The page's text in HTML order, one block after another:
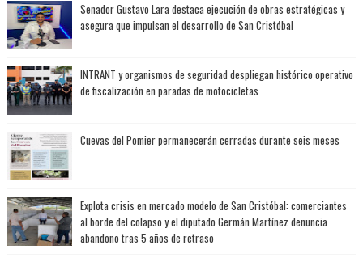
Senador Gustavo Lara destaca ejecución de obras estratégicas y
asegura que impulsan el desarrollo de San Cristóbal
INTRANT y organismos de seguridad despliegan histórico operativo
de fiscalización en paradas de motocicletas
Cuevas del Pomier permanecerán cerradas durante seis meses
Explota crisis en mercado modelo de San Cristóbal: comerciantes
al borde del colapso y el diputado Germán Martínez denuncia
abandono tras 5 años de retraso